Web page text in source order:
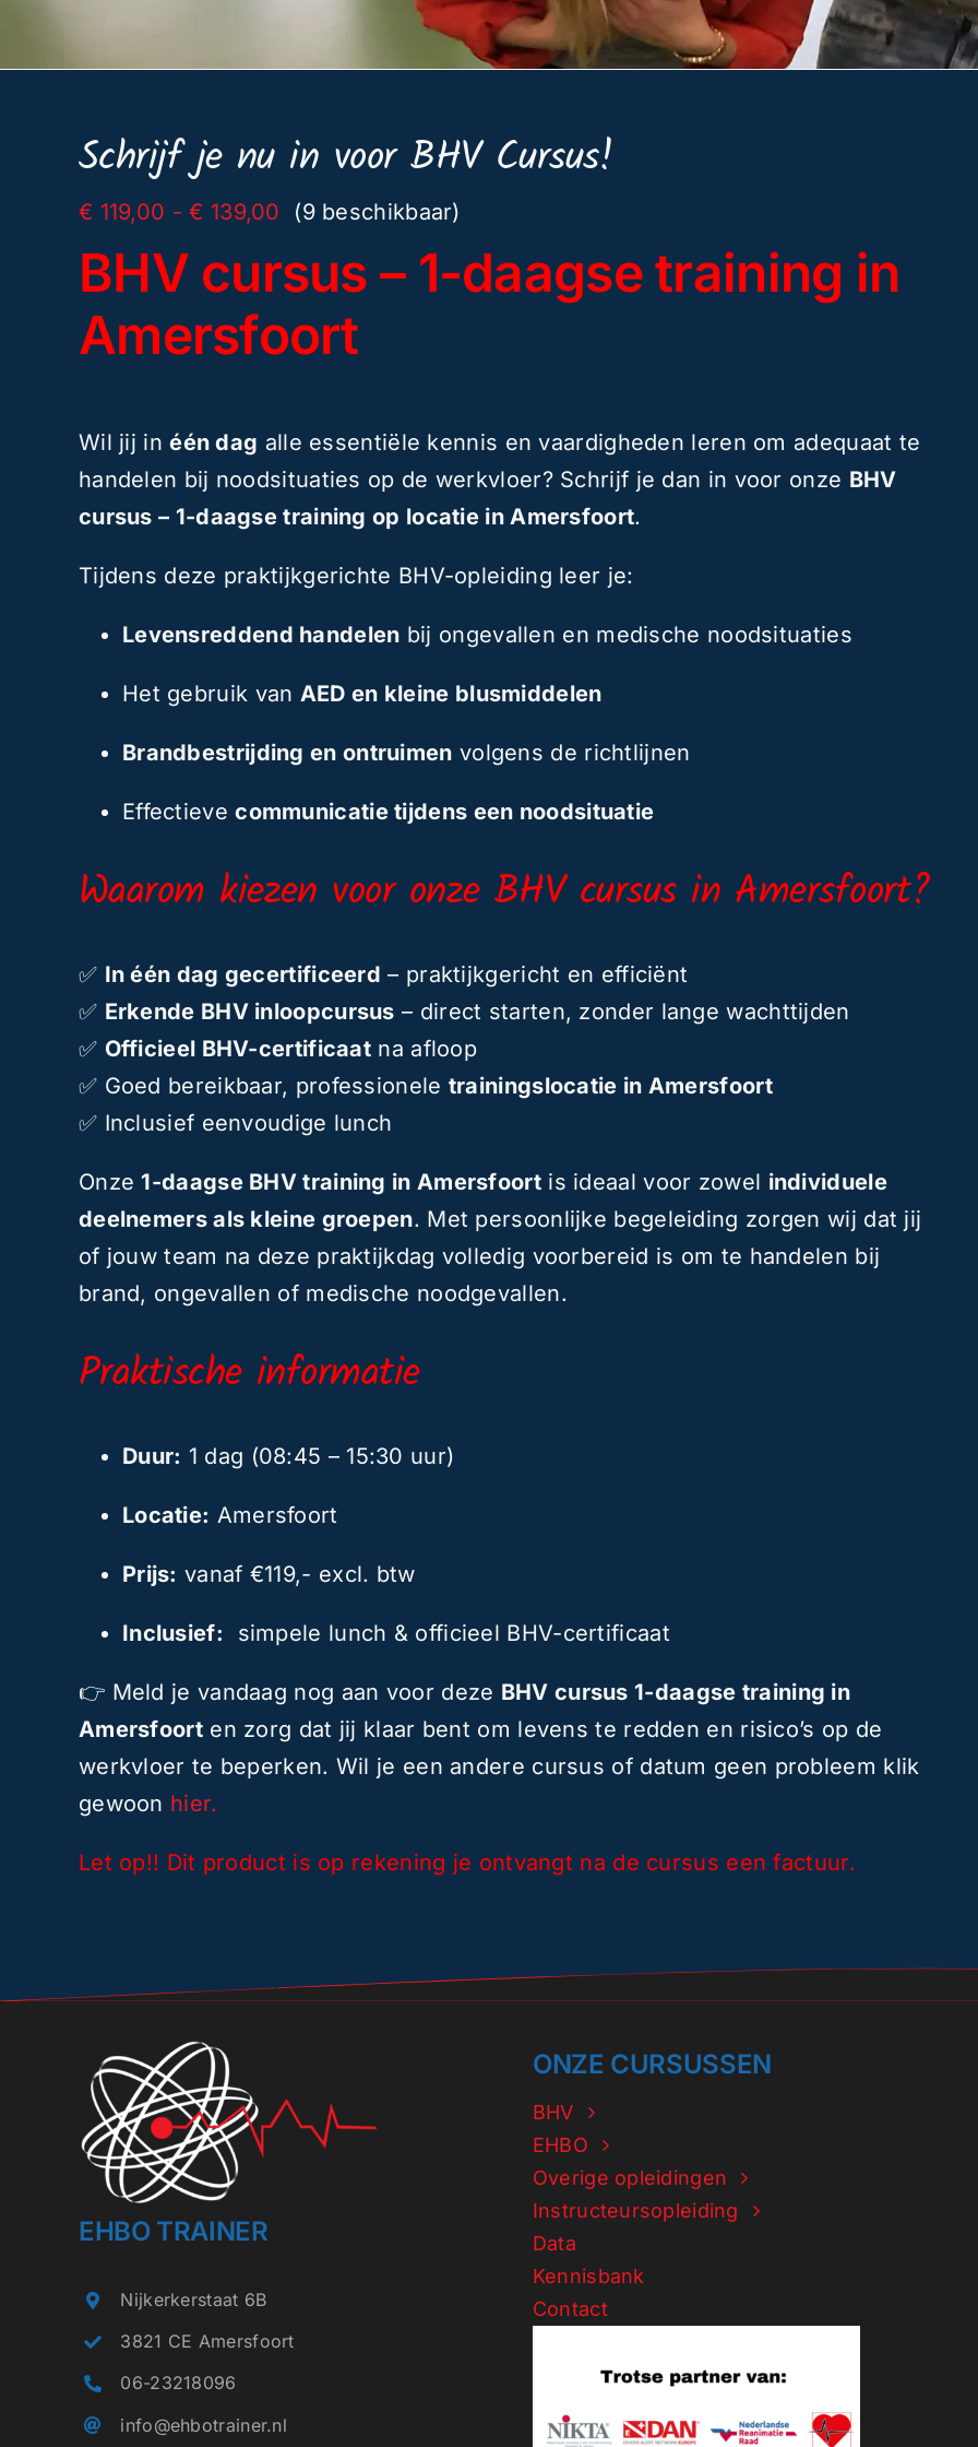
Schrijf je nu in voor BHV Cursus!
€ 119,00 - € 139,00 Prijsklasse:
tot
€ 139,00
(9 beschikbaar)
BHV cursus – 1-daagse training in
Amersfoort
Wil jij inéén dag alle essentiële kennis en vaardigheden leren om adequaat te
handelen bij noodsituaties op de werkvloer? Schrijf je dan in voor onze BHV
cursus – 1-daagse training op locatie in Amersfoort.
Tijdens deze praktijkgerichte BHV-opleiding leer je:
Levensreddend handelen bij ongevallen en medische noodsituaties
Het gebruik van AED en kleine blusmiddelen
Brandbestrijding en ontruimen volgens de richtlijnen
Effectievecommunicatie tijdens een noodsituatie
Waarom kiezen voor onze BHV cursus in Amersfoort?
✅ In één dag gecertificeerd – praktijkgericht en efficiënt
✅ Erkende BHV inloopcursus – direct starten, zonder lange wachttijden
✅ Officieel BHV-certificaat na afloop
✅ Goed bereikbaar, professionele trainingslocatie in Amersfoort
✅ Inclusief eenvoudige lunch
Onze 1-daagse BHV training in Amersfoortis ideaal voor zowel individuele
deelnemers als kleine groepen. Met persoonlijke begeleiding zorgen wij dat jij
of jouw team na deze praktijkdag volledig voorbereid is om te handelen bij
brand, ongevallen of medische noodgevallen.
Praktische informatie
Duur: 1 dag (08:45 – 15:30 uur)
Locatie: Amersfoort
Prijs: vanaf €119,- excl. btw
Inclusief: simpele lunch & officieel BHV-certificaat
👉 Meld je vandaag nog aan voor deze BHV cursus 1-daagse training in
Amersfoorten zorg dat jij klaar bent om levens te redden en risico’s op de
werkvloer te beperken. Wil je een andere cursus of datum geen probleem klik
gewoon hier.
Let op!! Dit product is op rekening je ontvangt na de cursus een factuur.
EHBO TRAINER
Nijkerkerstaat 6B
3821 CE Amersfoort
06-23218096
info@ehbotrainer.nl
ONZE CURSUSSEN
BHV
EHBO
Overige opleidingen
Instructeursopleiding
Data
Kennisbank
Contact